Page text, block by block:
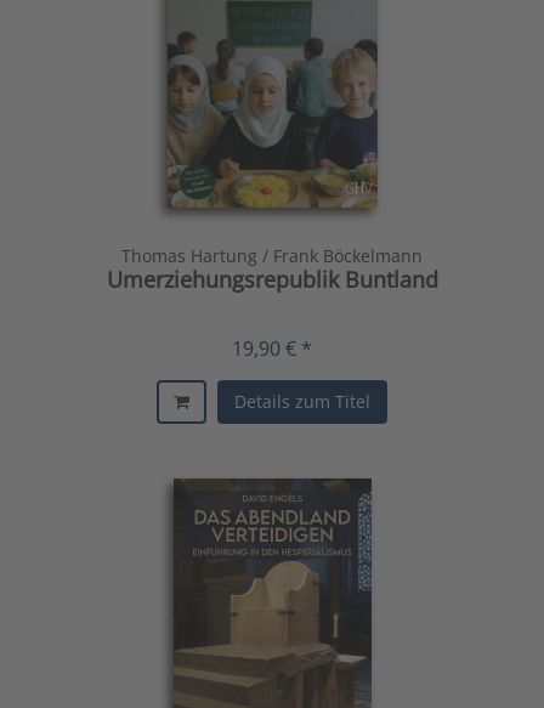
Thomas Hartung / Frank Böckelmann
Umerziehungsrepublik Buntland
19,90 € *
Details zum Titel